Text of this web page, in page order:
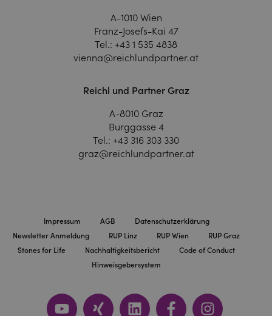
A-1010 Wien
Franz-Josefs-Kai 47
Tel.: +43 1 535 4838
vienna@reichlundpartner.at
Reichl und Partner Graz
A-8010 Graz
Burggasse 4
Tel.: +43 316 303 330
graz@reichlundpartner.at
Impressum AGB
Datenschutzerklärung
Newsletter Anmeldung
RUP Linz RUP Wien
RUP Graz
Stones for Life
Nachhaltigkeitsbericht
Code of Conduct
Hinweisgebersystem